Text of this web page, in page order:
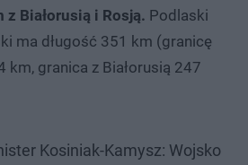
Białorusią i Rosją. Podlaski
ma długość 351 km (granicę
granica z Białorusią 247
Kosiniak-Kamysz: Wojsko